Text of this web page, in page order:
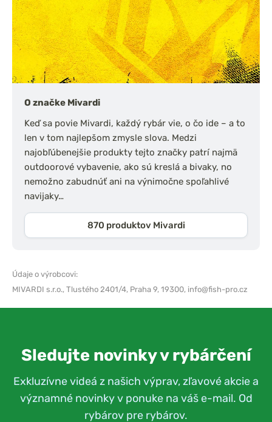
O značke Mivardi
Keď sa povie Mivardi, každý rybár vie, o čo ide – a to
len v tom najlepšom zmysle slova. Medzi
najobľúbenejšie produkty tejto značky patrí najmä
outdoorové vybavenie, ako sú kreslá a bivaky, no
nemožno zabudnúť ani na výnimočne spoľahlivé
navijaky…
870 produktov Mivardi
Údaje o výrobcovi:
MIVARDI s.r.o., Tlustého 2401/4, Praha 9, 19300, info@fish-pro.cz
Sledujte novinky v rybárčení
Exkluzívne videá z našich výprav, zľavové akcie a
významné novinky v ponuke na váš e-mail. Od
rybárov pre rybárov.